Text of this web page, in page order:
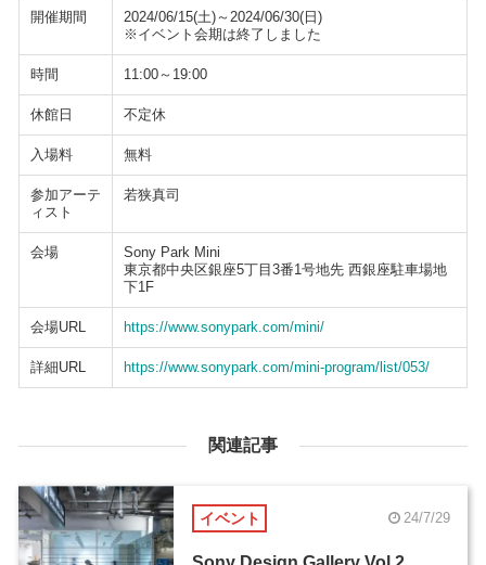
開催期間
2024/06/15(土)～2024/06/30(日)
※イベント会期は終了しました
時間 11:00～19:00
休館日 不定休
入場料 無料
参加アーテ
ィスト
若狭真司
会場
Sony Park Mini
東京都中央区銀座5丁目3番1号地先 西銀座駐車場地
下1F
会場URL https://www.sonypark.com/mini/
詳細URL https://www.sonypark.com/mini-program/list/053/
関連記事
イベント 24/7/29